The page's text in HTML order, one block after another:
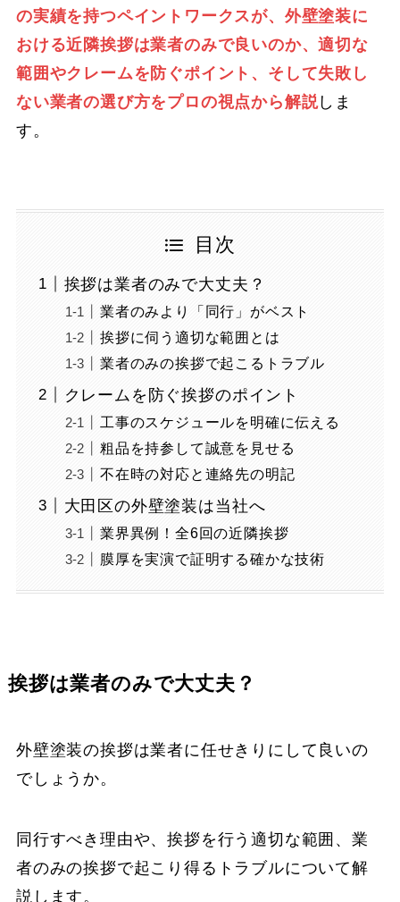
の実績を持つペイントワークスが、外壁塗装に
おける近隣挨拶は業者のみで良いのか、適切な
範囲やクレームを防ぐポイント、そして失敗し
ない業者の選び方をプロの視点から解説しま
す。
目次
挨拶は業者のみで大丈夫？
業者のみより「同行」がベスト
挨拶に伺う適切な範囲とは
業者のみの挨拶で起こるトラブル
クレームを防ぐ挨拶のポイント
工事のスケジュールを明確に伝える
粗品を持参して誠意を見せる
不在時の対応と連絡先の明記
大田区の外壁塗装は当社へ
業界異例！全6回の近隣挨拶
膜厚を実演で証明する確かな技術
挨拶は業者のみで大丈夫？
外壁塗装の挨拶は業者に任せきりにして良いの
でしょうか。
同行すべき理由や、挨拶を行う適切な範囲、業
者のみの挨拶で起こり得るトラブルについて解
説します。